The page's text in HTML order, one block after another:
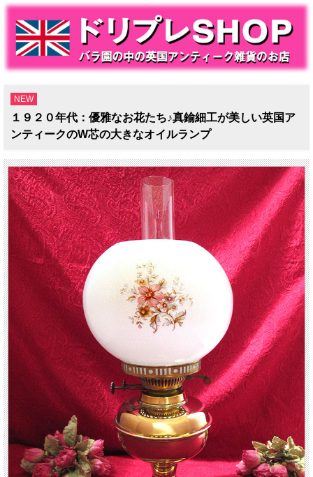
NEW
１９２０年代：優雅なお花たち♪真鍮細工が美しい英国ア
ンティークのW芯の大きなオイルランプ